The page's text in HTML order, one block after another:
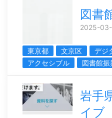
図書
2025-
東京都 文京区
デジ
アクセシブル
図書館振
岩手
イブ